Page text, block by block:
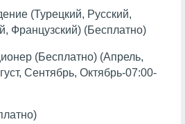
(Турецкий, Русский,
Французский) (Бесплатно)
(Бесплатно) (Апрель,
Сентябрь, Октябрь-07:00-